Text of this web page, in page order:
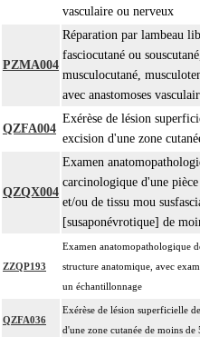
vasculaire ou nerveux
PZMA004
Réparation par lambeau
fasciocutané ou
musculocutané,
avec anastomoses
QZFA004
Exérèse de lésion
excision d'une zone
QZQX004
Examen
carcinologique d'une pièce
et/ou de tissu mou
[susaponévrotique] de
ZZQP193
Examen anatomopathologique
structure anatomique, avec
un échantillonnage
QZFA036
Exérèse de lésion superficielle
d'une zone cutanée de moins de